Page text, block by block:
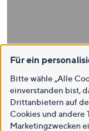
Für ein
Bitte wähle „Alle
einverstanden bist,
Drittanbietern auf
Cookies und andere
Marketingzwecken